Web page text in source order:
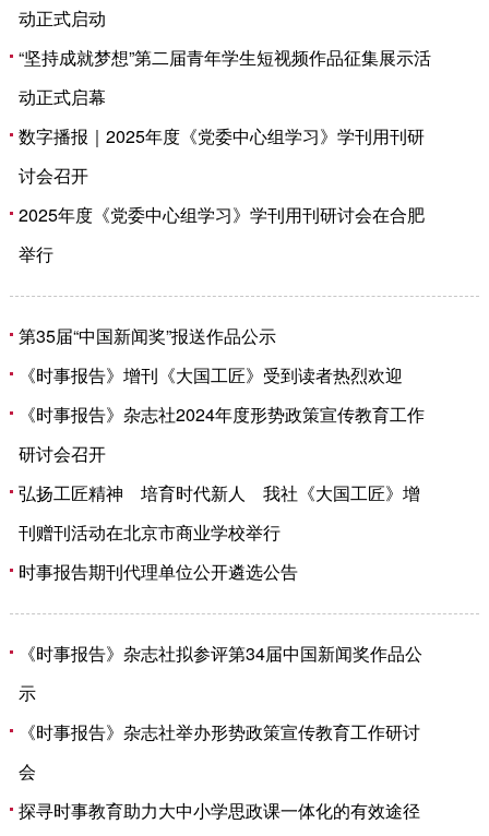
动正式启动
“坚持成就梦想”第二届青年学生短视频作品征集展示活
动正式启幕
数字播报｜2025年度《党委中心组学习》学刊用刊研
讨会召开
2025年度《党委中心组学习》学刊用刊研讨会在合肥
举行
第35届“中国新闻奖”报送作品公示
《时事报告》增刊《大国工匠》受到读者热烈欢迎
《时事报告》杂志社2024年度形势政策宣传教育工作
研讨会召开
弘扬工匠精神 培育时代新人 我社《大国工匠》增
刊赠刊活动在北京市商业学校举行
时事报告期刊代理单位公开遴选公告
《时事报告》杂志社拟参评第34届中国新闻奖作品公
示
《时事报告》杂志社举办形势政策宣传教育工作研讨
会
探寻时事教育助力大中小学思政课一体化的有效途径